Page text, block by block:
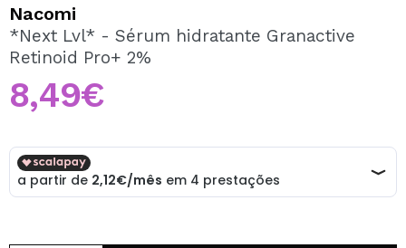
Ao criar uma conta no Maquibeauty.pt pode fazer as suas
compras rapidamente, verificar o estado das suas
Nacomi
*Next Lvl* - Sérum hidratante Granactive
Retinoid Pro+ 2%
8,49€